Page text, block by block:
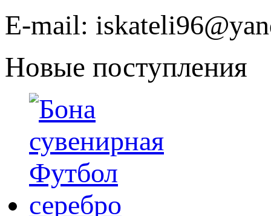
E-mail:
Новые поступления